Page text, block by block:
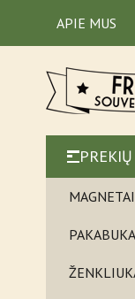
APIE MUS
MAGNETAI